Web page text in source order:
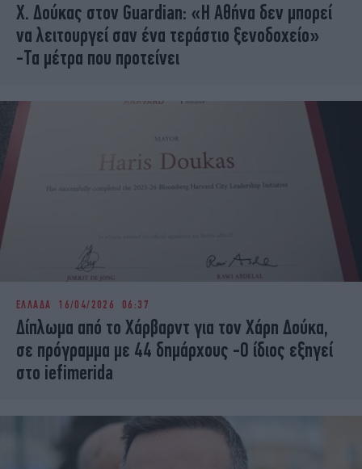
Χ. Δούκας στον Guardian: «Η Αθήνα δεν μπορεί
να λειτουργεί σαν ένα τεράστιο ξενοδοχείο»
-Τα μέτρα που προτείνει
ΕΛΛΑΔΑ 16/04/2026 06:37
Δίπλωμα από το Χάρβαρντ για τον Χάρη Δούκα,
σε πρόγραμμα με 44 δημάρχους -Ο ίδιος εξηγεί
στο iefimerida